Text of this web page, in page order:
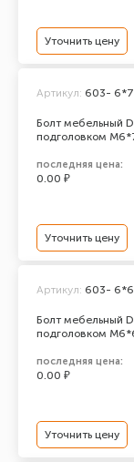
Уточнить цену
Болт мебельный
подголовком
Артикул: 603-
последняя цена:
0.00 ₽
Уточнить цену
Болт мебельный
подголовком
Артикул: 603-
последняя цена:
0.00 ₽
Уточнить цену